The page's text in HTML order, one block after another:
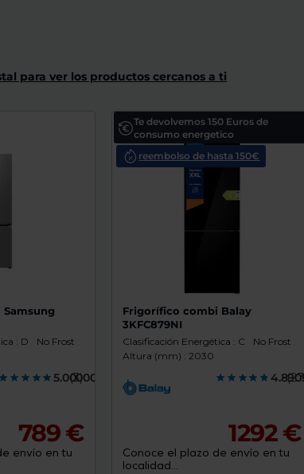
para ver los productos cercanos a ti
: D
No Frost
5.0000000
(3)
789 €
envío en tu
Te devolvemos 150 Euros de
consumo energetico
reembolso de hasta 150€
Frigorífico combi Balay
3KFC879NI
Clasificación Energética : C
No Frost
Altura (mm) : 2030
1292 €
Conoce el plazo de envío en tu
localidad...